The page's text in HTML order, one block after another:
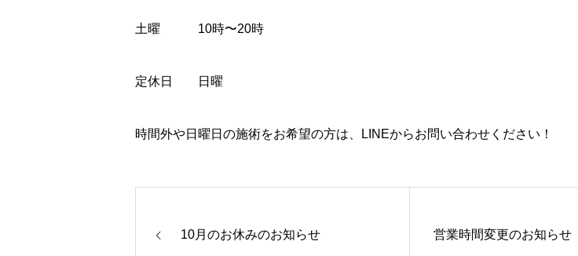
土曜 10時〜20時
定休日 日曜
時間外や日曜日の施術をお希望の方は、LINEからお問い合わせください！
10月のお休みのお知らせ 営業時間変更のお知らせ